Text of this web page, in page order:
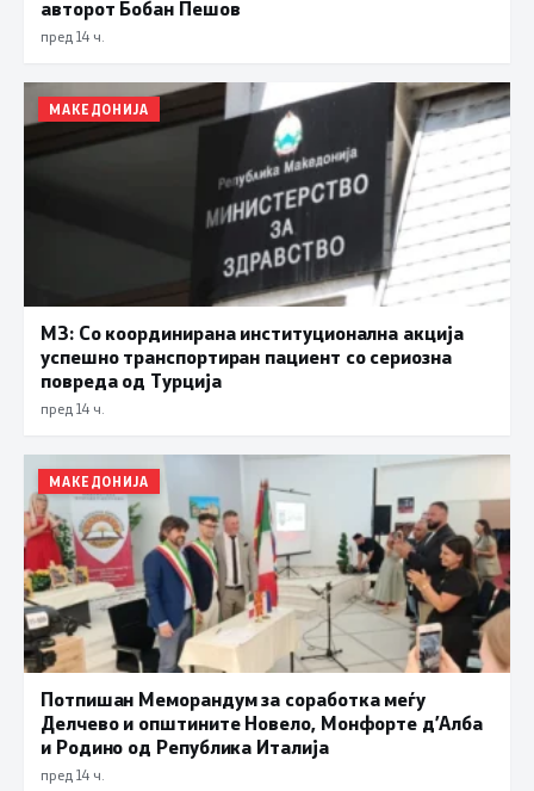
авторот Бобан Пешов
пред 14 ч.
МАКЕДОНИЈА
МЗ: Со координирана институционална акција
успешно транспортиран пациент со сериозна
повреда од Турција
пред 14 ч.
МАКЕДОНИЈА
Потпишан Меморандум за соработка меѓу
Делчево и општините Новело, Монфорте д’Алба
и Родино од Република Италија
пред 14 ч.